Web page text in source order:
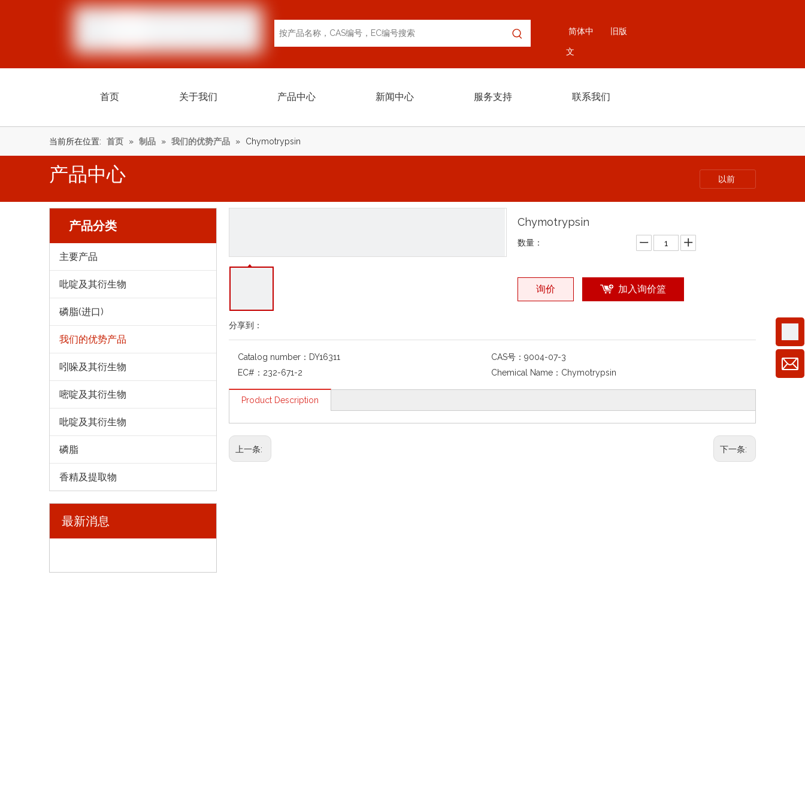
简体中
文
旧版
首页 关于我们 产品中心 新闻中心 服务支持 联系我们
当前所在位置: 首页 » 制品 » 我们的优势产品 » Chymotrypsin
产品中心 以前
产品分类
主要产品
吡啶及其衍生物
磷脂(进口)
我们的优势产品
吲哚及其衍生物
嘧啶及其衍生物
吡啶及其衍生物
磷脂
香精及提取物
最新消息
分享到：
Chymotrypsin
数量：
询价 加入询价篮
Catalog number： DY16311 CAS号：9004-07-3
EC#： 232-671-2 Chemical Name： Chymotrypsin
Product Description
上一条: 下一条: